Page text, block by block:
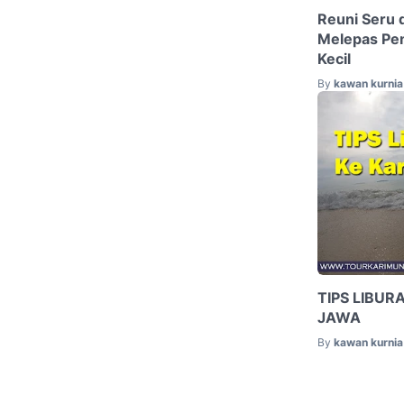
Reuni Seru
Melepas
Kecil
By kawan
TIPS
JAWA
By kawan